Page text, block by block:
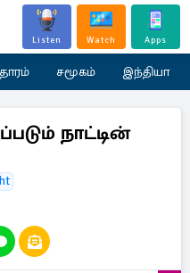
Listen Watch Apps
சமூகம் இந்தியா
நாட்டின்